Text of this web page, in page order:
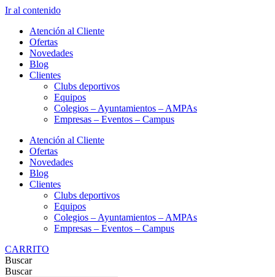
Ir al contenido
Atención al Cliente
Ofertas
Novedades
Blog
Clientes
Clubs deportivos
Equipos
Colegios – Ayuntamientos – AMPAs
Empresas – Eventos – Campus
Atención al Cliente
Ofertas
Novedades
Blog
Clientes
Clubs deportivos
Equipos
Colegios – Ayuntamientos – AMPAs
Empresas – Eventos – Campus
CARRITO
Buscar
Buscar